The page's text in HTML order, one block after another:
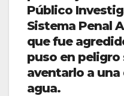
Público
Sistema Penal
que fue
puso en peligro
aventarlo a una
agua.